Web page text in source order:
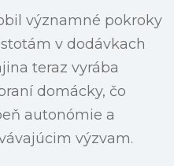
významné pokroky
v dodávkach
teraz vyrába
domácky, čo
autonómie a
výzvam.